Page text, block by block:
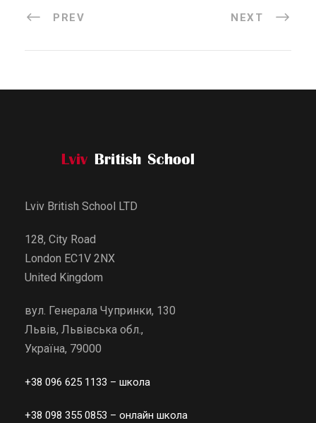
PREV NEXT
Lviv British School LTD
128, City Road
London EC1V 2NX
United Kingdom
вул. Генерала Чупринки, 130
Львів, Львівська обл.,
Україна, 79000
+38 096 625 1133 – школа
+38 098 355 0853 – онлайн школа